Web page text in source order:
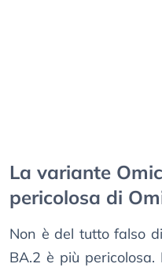
La variante
pericolosa di
Non è del tutto falso
BA.2 è più